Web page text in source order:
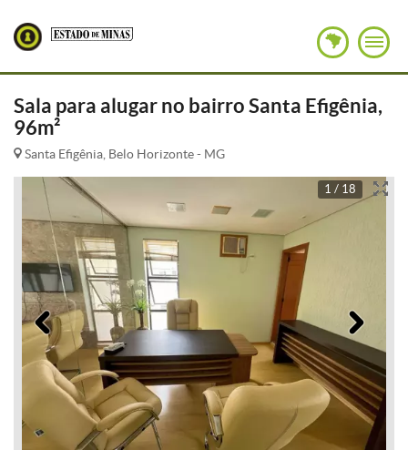
Sala para alugar no bairro Santa Efigênia,
96m²
Santa Efigênia, Belo Horizonte - MG
1 / 18
Anterior